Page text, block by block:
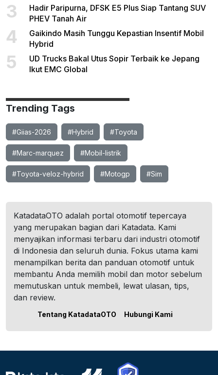
3
Hadir Paripurna, DFSK E5 Plus Siap Tantang SUV
PHEV Tanah Air
4
Gaikindo Masih Tunggu Kepastian Insentif Mobil
Hybrid
5
UD Trucks Bakal Utus Sopir Terbaik ke Jepang
Ikut EMC Global
Trending Tags
#Giias-2026 #Hybrid #Toyota
#Marc-marquez #Mobil-listrik
#Toyota-veloz-hybrid #Motogp #Sim
KatadataOTO adalah portal otomotif tepercaya
yang merupakan bagian dari Katadata. Kami
menyajikan informasi terbaru dari industri otomotif
di Indonesia dan seluruh dunia. Fokus utama kami
menampilkan berita dan panduan otomotif untuk
membantu Anda memilih mobil dan motor sebelum
memutuskan untuk membeli, lewat ulasan, tips,
dan review.
Tentang KatadataOTO Hubungi Kami